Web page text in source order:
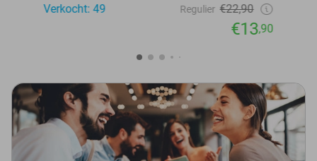
Verkocht: 49
Regulier €22,90
€13,90